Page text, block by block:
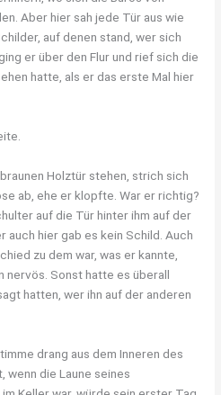
Aber hier sah jede Tür aus wie
auf denen stand, wer sich
er über den Flur und rief sich die
hatte, als er das erste Mal hier
Holztür stehen, strich sich
ab, ehe er klopfte. War er richtig?
auf die Tür hinter ihm auf der
auch hier gab es kein Schild. Auch
zu dem war, was er kannte,
nervös. Sonst hatte es überall
hatten, wer ihn auf der anderen
drang aus dem Inneren des
wenn die Laune seines